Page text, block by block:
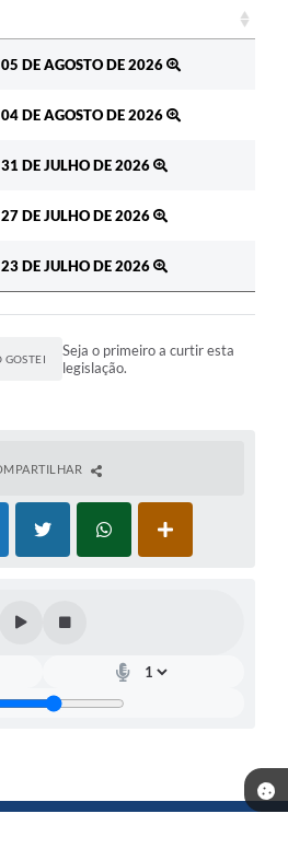
DE AGOSTO DE 2026
DE AGOSTO DE 2026
DE JULHO DE 2026
DE JULHO DE 2026
DE JULHO DE 2026
GOSTEI
Seja o primeiro a curtir esta
legislação.